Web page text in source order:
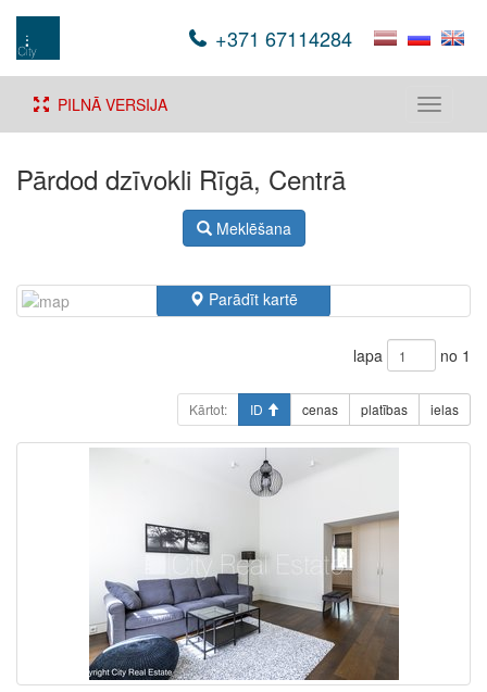
+371 67114284
Toggle
PILNĀ VERSIJA
Pārdod dzīvokli Rīgā, Centrā
Meklēšana
Parādīt kartē
lapa no 1
Kārtot: ID cenas platības ielas